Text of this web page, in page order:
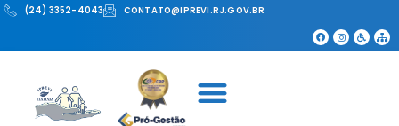
(24) 3352-4043 CONTATO@IPREVI.RJ.GOV.BR